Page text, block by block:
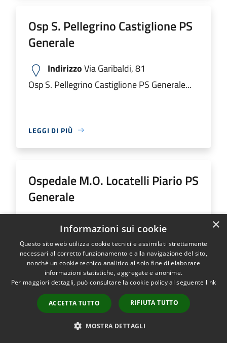
Osp S. Pellegrino Castiglione PS
Generale
IndirizzoVia Garibaldi, 81
Osp S. Pellegrino Castiglione PS Generale...
LEGGI DI PIÙ
Ospedale M.O. Locatelli Piario PS
Generale
Indirizzo
Via Groppino, 22
Ospedale M.O. Locatelli Piario PS Generale...
LEGGI DI PIÙ
Ospedale SS Trinità Romano L.
×
Informazioni sui cookie
Questo sito web utilizza cookie tecnici e assimilati strettamente
necessari al corretto funzionamento e alla navigazione del sito,
nonché un cookie tecnico analitico al solo fine di elaborare
informazioni statistiche, aggregate e anonime.
Per maggiori dettagli, può consultare la cookie policy al seguente link
ACCETTA TUTTO RIFIUTA TUTTO
MOSTRA DETTAGLI